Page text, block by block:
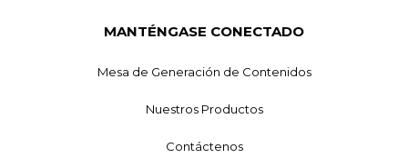
MANTÉNGASE CONECTADO
Mesa de Generación de Contenidos
Nuestros Productos
Contáctenos